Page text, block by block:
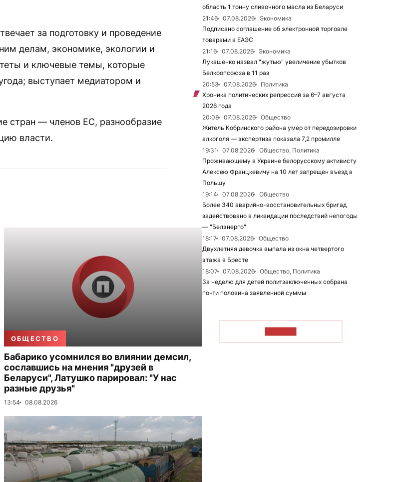
за подготовку и проведение
делам, экономике, экологии и
и ключевые темы, которые
выступает медиатором и
стран — членов ЕС, разнообразие
власти.
ОБЩЕСТВО
Бабарико усомнился во влиянии демсил,
сославшись на мнения "друзей в
Беларуси", Латушко парировал: "У нас
разные друзья"
13:54 08.08.2026
область 1 тонну сливочного масла из Беларуси
21:46
07.08.2026
Экономика
Подписано соглашение об электронной торговле
товарами в ЕАЭС
21:16
07.08.2026
Экономика
Лукашенко назвал "жутью" увеличение убытков
Белкоопсоюза в 11 раз
20:53
07.08.2026
Политика
Хроника политических репрессий за 6–7 августа
2026 года
20:08
07.08.2026
Общество
Житель Кобринского района умер от передозировки
алкоголя — экспертиза показала 7,2 промилле
19:31
07.08.2026
Общество, Политика
Проживающему в Украине белорусскому активисту
Алексею Францкевичу на 10 лет запрещен въезд в
Польшу
19:14
07.08.2026
Общество
Более 340 аварийно-восстановительных бригад
задействовано в ликвидации последствий непогоды
— "Белэнерго"
18:17
07.08.2026
Общество
Двухлетняя девочка выпала из окна четвертого
этажа в Бресте
18:07
07.08.2026
Общество, Политика
За неделю для детей политзаключенных собрана
почти половина заявленной суммы